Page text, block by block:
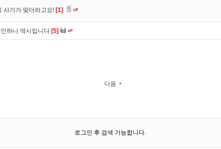
사기가 맞더라고요! [1]
하니 역시입니다 [5]
다음
로그인 후 검색 가능합니다.